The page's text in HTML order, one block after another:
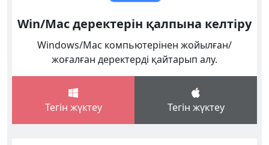
Win/Mac деректерін қалпына келтіру
Windows/Mac компьютерінен жойылған/
жоғалған деректерді қайтарып алу.
Тегін жүктеу Тегін жүктеу